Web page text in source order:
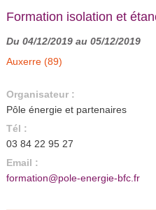
Formation isolation et
Du 04/12/2019 au 05/12/2019
Auxerre (89)
Organisateur :
Pôle énergie et partenaires
Tél :
03 84 22 95 27
Email :
formation@pole-energie-bfc.fr